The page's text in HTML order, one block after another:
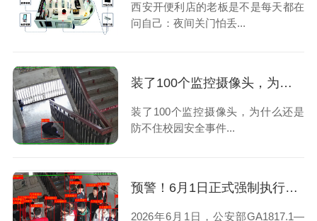
西安开便利店的老板是不是每天都在
问自己：夜间关门怕丢...
装了100个监控摄像头，为什么还是防不住校园安全事件？
装了100个监控摄像头，为什么还是
防不住校园安全事件...
预警！6月1日正式强制执行｜西安校园安防再不整改将直接问责
2026年6月1日，公安部GA1817.1—